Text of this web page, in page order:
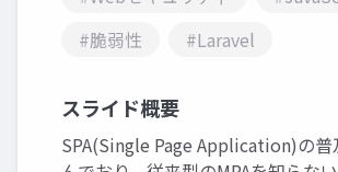
#脆弱性
#Laravel
スライド概要
SPA(Single Page Application)の普